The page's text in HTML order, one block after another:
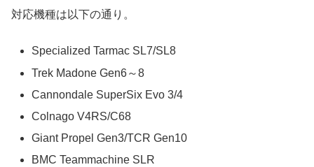
対応機種は以下の通り。
Specialized Tarmac SL7/SL8
Trek Madone Gen6～8
Cannondale SuperSix Evo 3/4
Colnago V4RS/C68
Giant Propel Gen3/TCR Gen10
BMC Teammachine SLR